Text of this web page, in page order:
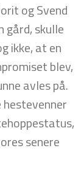
og Svend
gård, skulle
ikke, at en
blev,
avles på.
senere